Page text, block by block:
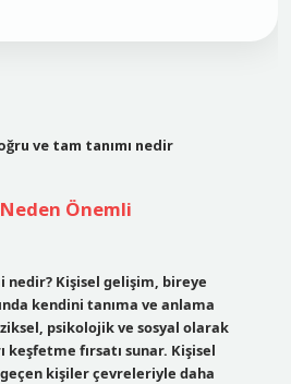
ve tam tanımı nedir
Önemli
nedir? Kişisel gelişim, bireye
kendini tanıma ve anlama
psikolojik ve sosyal olarak
fırsatı sunar. Kişisel
kişiler çevreleriyle daha